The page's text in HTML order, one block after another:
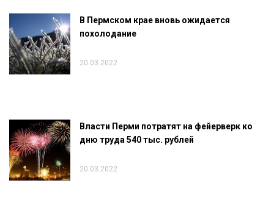
В Пермском крае вновь ожидается
похолодание
20.03.2022
Власти Перми потратят на фейерверк ко
дню труда 540 тыс. рублей
20.03.2022